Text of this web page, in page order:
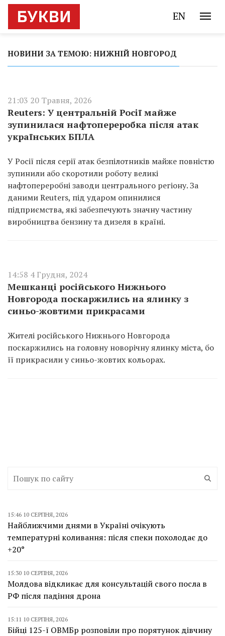
EN
НОВИНИ ЗА ТЕМОЮ: НИЖНІЙ НОВГОРОД
21:03 20 Травня, 2026
Reuters: У центральній Росії майже
зупинилася нафтопереробка після атак
українських БПЛА
У Росії після серії атак безпілотників майже повністю
зупинили або скоротили роботу великі
нафтопереробні заводи центрального регіону. За
даними Reuters, під ударом опинилися
підприємства, які забезпечують значну частину
виробництва бензину та дизеля в країні.
14:58 4 Грудня, 2024
Мешканці російського Нижнього
Новгорода поскаржились на ялинку з
синьо-жовтими прикрасами
Жителі російського Нижнього Новгорода
поскаржились на головну новорічну ялинку міста, бо
її прикрасили у синьо-жовтих кольорах.
15:46 10 СЕРПНЯ, 2026
Найближчими днями в Україні очікують
температурні коливання: після спеки похолодає до
+20°
15:30 10 СЕРПНЯ, 2026
Молдова відкликає для консультацій свого посла в
РФ після падіння дрона
15:11 10 СЕРПНЯ, 2026
Бійці 125-ї ОВМБр розповіли про порятунок дівчину